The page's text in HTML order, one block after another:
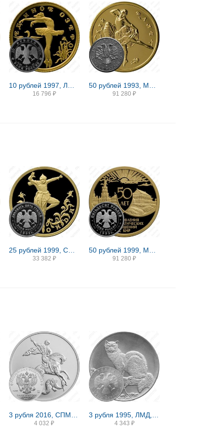
16 796 ₽ 91 280 ₽
33 382 ₽ 91 280 ₽
4 032 ₽ 4 343 ₽